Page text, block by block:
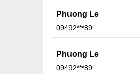
Phuong Le
09492***89
Phuong Le
09492***89